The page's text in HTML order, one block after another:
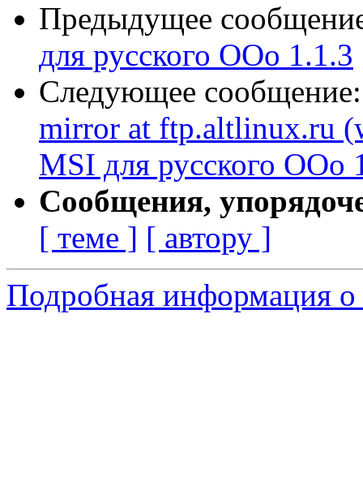
Предыдущее
для русского ООо 1.1.3
Следующее
mirror at ftp.altlinux.ru
MSI для русского ООо
Сообщения,
[ теме ] [ автору ]
Подробная информация о